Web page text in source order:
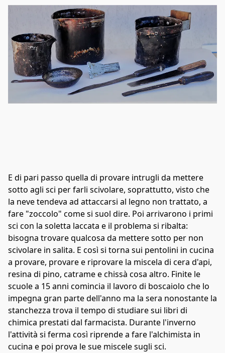
E di pari passo quella di provare intrugli da mettere
sotto agli sci per farli scivolare, soprattutto, visto che
la neve tendeva ad attaccarsi al legno non trattato, a
fare "zoccolo" come si suol dire. Poi arrivarono i primi
sci con la soletta laccata e il problema si ribalta:
bisogna trovare qualcosa da mettere sotto per non
scivolare in salita. E così si torna sui pentolini in cucina
a provare, provare e riprovare la miscela di cera d'api,
resina di pino, catrame e chissà cosa altro. Finite le
scuole a 15 anni comincia il lavoro di boscaiolo che lo
impegna gran parte dell'anno ma la sera nonostante la
stanchezza trova il tempo di studiare sui libri di
chimica prestati dal farmacista. Durante l'inverno
l'attività si ferma così riprende a fare l'alchimista in
cucina e poi prova le sue miscele sugli sci.